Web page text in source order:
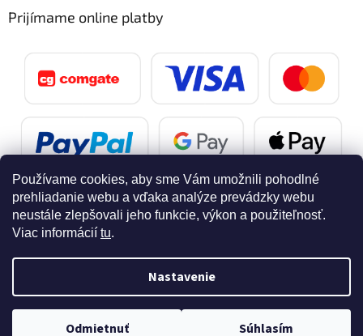
Používame cookies, aby sme Vám umožnili pohodlné
prehliadanie webu a vďaka analýze prevádzky webu
neustále zlepšovali jeho funkcie, výkon a použiteľnosť.
Viac informácií tu.
Nastavenie
Odmietnuť Súhlasím
Doprava zdarma pri nákupe nad 40 eur
Prijímame online platby
Vytvoril Shoptet
Copyright 2026SvetelnaPosta.sk. Všetky práva vyhradené.
Upraviť nastavenie cookies